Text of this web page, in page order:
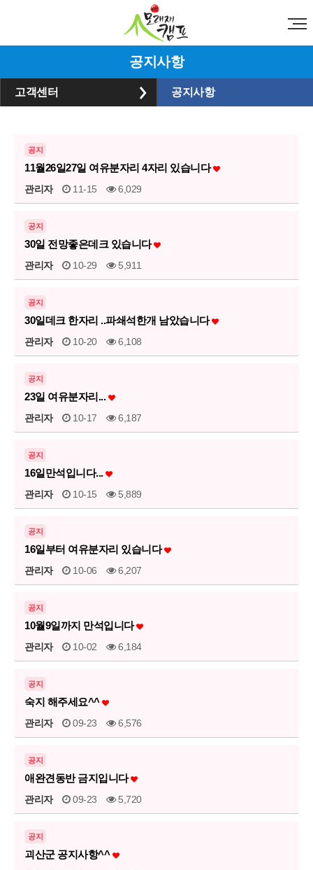
공지사항
고객센터 공지사항
공지
11월26일27일 여유분자리 4자리 있습니다
관리자 11-15 6,029
공지
30일 전망좋은데크 있습니다
관리자 10-29 5,911
공지
30일데크 한자리 ..파쇄석한개 남았습니다
관리자 10-20 6,108
공지
23일 여유분자리...
관리자 10-17 6,187
공지
16일만석입니다...
관리자 10-15 5,889
공지
16일부터 여유분자리 있습니다
관리자 10-06 6,207
공지
10월9일까지 만석입니다
관리자 10-02 6,184
공지
숙지 해주세요^^
관리자 09-23 6,576
공지
애완견동반 금지입니다
관리자 09-23 5,720
공지
괴산군 공지사항^^